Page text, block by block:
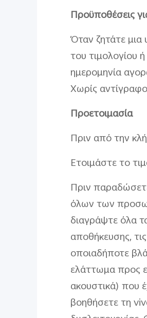
Προϋποθέσεις
Όταν ζητάτε
του τιμολογίου
ημερομηνία
Χωρίς
Προετοιμασία
Πριν από την
Ετοιμάστε το
Πριν
όλων των
διαγράψτε όλα
αποθήκευσης,
οποιαδήποτε
ελάττωμα προς
ακουστικά) που
βοηθήσετε τη